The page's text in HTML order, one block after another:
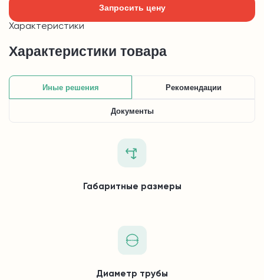
Запросить цену
Характеристики
Характеристики товара
Иные решения Рекомендации
Документы
Габаритные размеры
Диаметр трубы